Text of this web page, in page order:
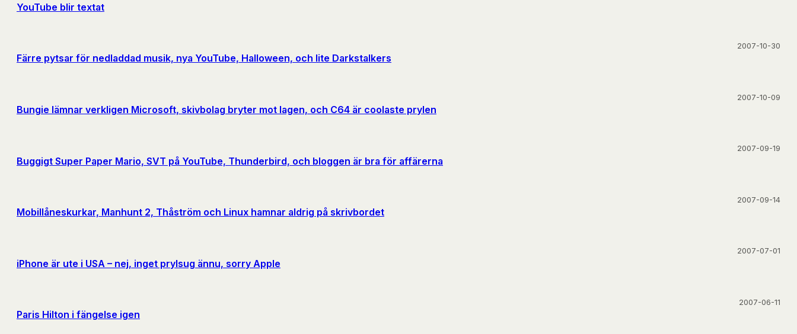
YouTube blir textat
Färre pytsar för nedladdad musik, nya YouTube, Halloween, och lite Darkstalkers
2007-10-30
Bungie lämnar verkligen Microsoft, skivbolag bryter mot lagen, och C64 är coolaste prylen
2007-10-09
Buggigt Super Paper Mario, SVT på YouTube, Thunderbird, och bloggen är bra för affärerna
2007-09-19
Mobillåneskurkar, Manhunt 2, Thåström och Linux hamnar aldrig på skrivbordet
2007-09-14
iPhone är ute i USA – nej, inget prylsug ännu, sorry Apple
2007-07-01
Paris Hilton i fängelse igen
2007-06-11